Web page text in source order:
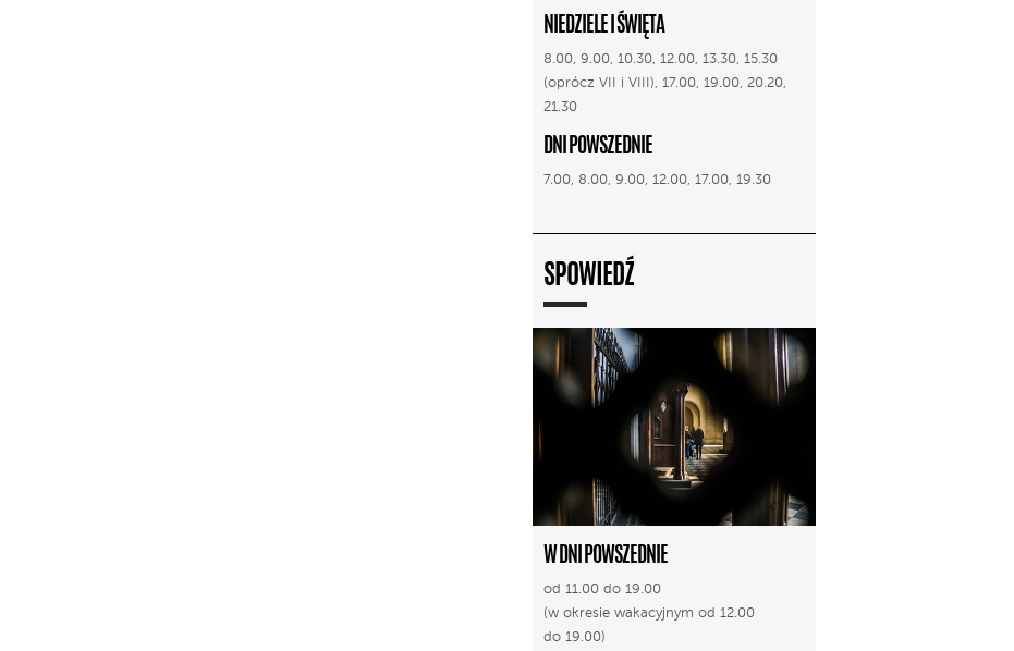
NIEDZIELE I ŚWIĘTA
8.00, 9.00, 10.30, 12.00, 13.30, 15.30
(oprócz VII i VIII), 17.00, 19.00, 20.20,
21.30
DNI POWSZEDNIE
7.00, 8.00, 9.00, 12.00, 17.00, 19.30
SPOWIEDŹ
W DNI POWSZEDNIE
od 11.00 do 19.00
(w okresie wakacyjnym od 12.00
do 19.00)